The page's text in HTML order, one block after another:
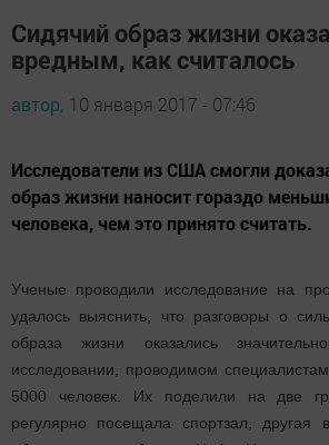
Сидячий образ жизни
вредным, как считалось
автор, 10 января 2017 - 07:46
Исследователи из США смогли
образ жизни наносит гораздо
человека, чем это принято считать.
Ученые проводили исследование на
удалось выяснить, что разговоры о
образа жизни оказались
исследовании, проводимом
5000 человек. Их поделили на две
регулярно посещала спортзал, другая